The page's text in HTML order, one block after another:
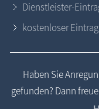
Dienstleister-
kostenloser Eintrag
Haben Sie
gefunden? Dann